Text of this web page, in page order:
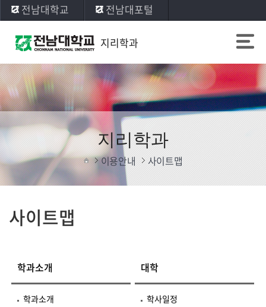
전남대학교 전남대포털
지리학과
지리학과
이용안내 사이트맵
사이트맵
학과소개
학과소개
대학
학사일정